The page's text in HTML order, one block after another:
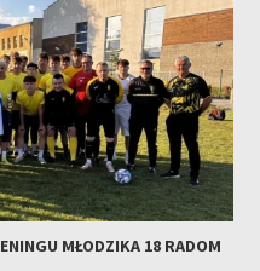
MŁODZIKA 18 RADOM